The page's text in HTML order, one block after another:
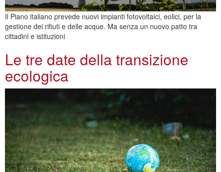
Il Piano italiano prevede nuovi impianti fotovoltaici, eolici, per la
gestione dei rifiuti e delle acque. Ma senza un nuovo patto tra
cittadini e istituzioni
Le tre date della transizione
ecologica